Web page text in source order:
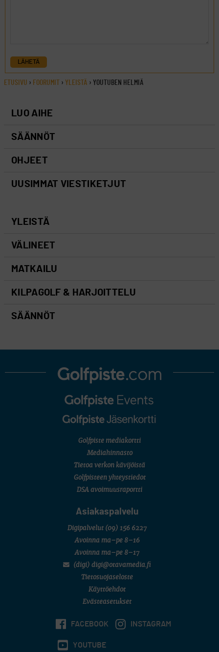
LÄHETÄ
ETUSIVU › FOORUMIT › YLEISTÄ › YOUTUBEN HELMIÄ
LUO AIHE
SÄÄNNÖT
OHJEET
UUSIMMAT VIESTIKETJUT
YLEISTÄ
VÄLINEET
MATKAILU
KILPAGOLF & HARJOITTELU
SÄÄNNÖT
Golfpiste mediakortti
Mediahinnasto
Tietoa verkon kävijöistä
Golfpisteen yhteystiedot
DSA avoimuusraportti
Asiakaspalvelu
Digipalvelut (09) 156 6227
Avoinna ma–pe 8–16
Avoinna ma–pe 8–17
(digi) digi@otavamedia.fi
Tietosuojaseloste
Käyttöehdot
Evästeasetukset
FACEBOOK INSTAGRAM
YOUTUBE